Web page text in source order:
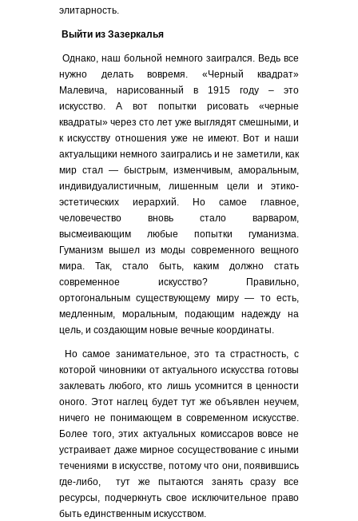
элитарность.
Выйти из Зазеркалья
Однако, наш больной немного заигрался. Ведь все
нужно делать вовремя. «Черный квадрат»
Малевича, нарисованный в 1915 году – это
искусство. А вот попытки рисовать «черные
квадраты» через сто лет уже выглядят смешными, и
к искусству отношения уже не имеют. Вот и наши
актуальщики немного заигрались и не заметили, как
мир стал — быстрым, изменчивым, аморальным,
индивидуалистичным, лишенным цели и этико-
эстетических иерархий. Но самое главное,
человечество вновь стало варваром,
высмеивающим любые попытки гуманизма.
Гуманизм вышел из моды современного вещного
мира. Так, стало быть, каким должно стать
современное искусство? Правильно,
ортогональным существующему миру — то есть,
медленным, моральным, подающим надежду на
цель, и создающим новые вечные координаты.
Но самое занимательное, это та страстность, с
которой чиновники от актуального искусства готовы
заклевать любого, кто лишь усомнится в ценности
оного. Этот наглец будет тут же объявлен неучем,
ничего не понимающем в современном искусстве.
Более того, этих актуальных комиссаров вовсе не
устраивает даже мирное сосуществование с иными
течениями в искусстве, потому что они, появившись
где-либо, тут же пытаются занять сразу все
ресурсы, подчеркнуть свое исключительное право
быть единственным искусством.